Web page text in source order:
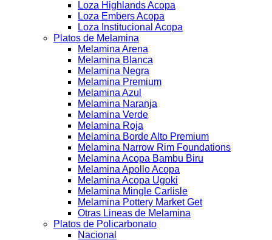
Loza Highlands Acopa
Loza Embers Acopa
Loza Institucional Acopa
Platos de Melamina
Melamina Arena
Melamina Blanca
Melamina Negra
Melamina Premium
Melamina Azul
Melamina Naranja
Melamina Verde
Melamina Roja
Melamina Borde Alto Premium
Melamina Narrow Rim Foundations
Melamina Acopa Bambu Biru
Melamina Apollo Acopa
Melamina Acopa Ugoki
Melamina Mingle Carlisle
Melamina Pottery Market Get
Otras Lineas de Melamina
Platos de Policarbonato
Nacional